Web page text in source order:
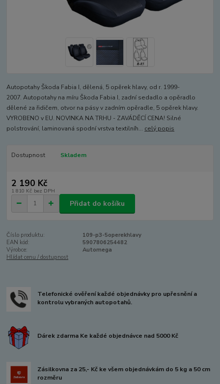
Autopotahy Škoda Fabia I, dělená, 5 opěrek hlavy, od r. 1999-
2007. Autopotahy na míru Škoda Fabia I, zadní sedadlo a opěradlo
dělené za řidičem, otvor na pásy v zadním opěradle, 5 opěrek hlavy.
VYROBENO v EU. NOVINKA NA TRHU - ZAVÁDĚCÍ CENA! Silné
polstrování, laminovaná spodní vrstva textilníh... celý popis
Dostupnost Skladem
2 190 Kč
1 810 Kč bez DPH
Přidat do košíku
Číslo produktu:
109-p3-5operekhlavy
EAN kód:
5907806254482
Výrobce:
Automega
Hlídat cenu / dostupnost
Telefonické ověření každé objednávky pro upřesnění a
kontrolu vybraných autopotahů.
Dárek zdarma Ke každé objednávce nad 5000 Kč
Zásilkovna za 25,- Kč ke všem objednávkám do 5 kg a 50 cm
rozměru